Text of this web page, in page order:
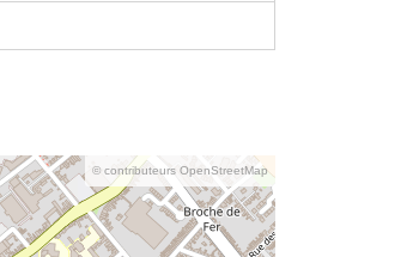
© contributeurs OpenStreetMap